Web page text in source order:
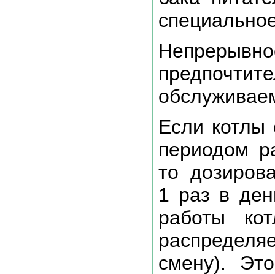
Если
периодом
то
1 раз в
работы
смену).